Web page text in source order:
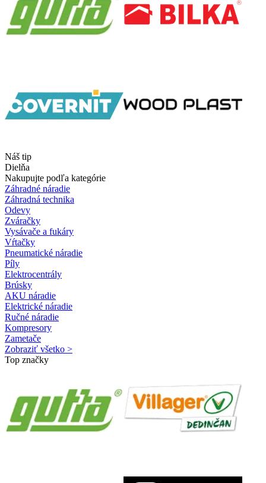
Náš tip
Dielňa
Nakupujte podľa kategórie
Záhradné náradie
Záhradná technika
Odevy
Zváračky
Vysávače a fukáry
Vŕtačky
Pneumatické náradie
Píly
Elektrocentrály
Brúsky
AKU náradie
Elektrické náradie
Ručné náradie
Kompresory
Zametače
Zobraziť všetko >
Top značky